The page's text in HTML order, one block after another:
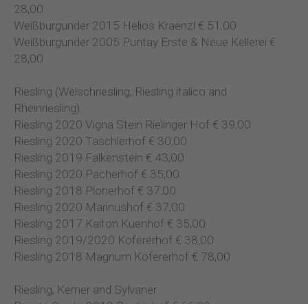
28,00
Weißburgunder 2015 Helios Kraenzl € 51,00
Weißburgunder 2005 Puntay Erste & Neue Kellerei €
28,00
Riesling (Welschriesling, Riesling italico and
Rheinriesling)
Riesling 2020 Vigna Stein Rielinger Hof € 39,00
Riesling 2020 Taschlerhof € 30,00
Riesling 2019 Falkenstein € 43,00
Riesling 2020 Pacherhof € 35,00
Riesling 2018 Plonerhof € 37,00
Riesling 2020 Marinushof € 37,00
Riesling 2017 Kaiton Kuenhof € 35,00
Riesling 2019/2020 Köfererhof € 38,00
Riesling 2018 Magnum Köfererhof € 78,00
Riesling, Kerner and Sylvaner